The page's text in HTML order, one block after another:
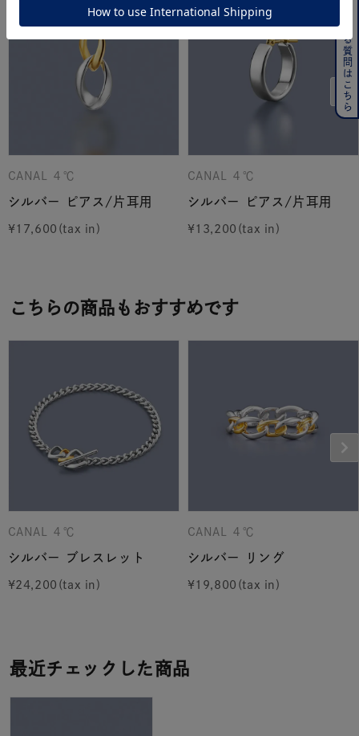
CANAL ４℃
シルバー ピアス/片耳用
¥17,600
CANAL ４℃
シルバー ピアス/片耳用
¥13,200
こちらの商品もおすすめです
CANAL ４℃
シルバー ブレスレット
¥24,200
CANAL ４℃
シルバー リング
¥19,800
最近チェックした商品
よくある質問はこちら